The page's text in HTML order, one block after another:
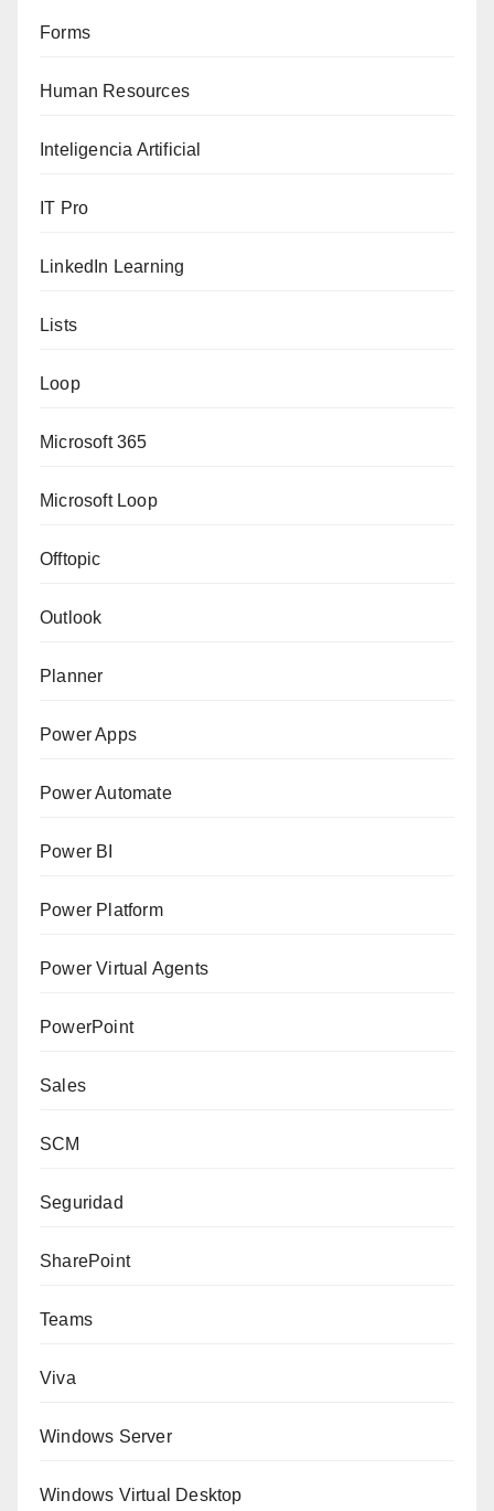
Forms
Human Resources
Inteligencia Artificial
IT Pro
LinkedIn Learning
Lists
Loop
Microsoft 365
Microsoft Loop
Offtopic
Outlook
Planner
Power Apps
Power Automate
Power BI
Power Platform
Power Virtual Agents
PowerPoint
Sales
SCM
Seguridad
SharePoint
Teams
Viva
Windows Server
Windows Virtual Desktop